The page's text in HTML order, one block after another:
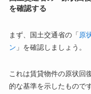
を確認する
まず、国土交通省の「 原
ン 」を確認しましょう。
これは賃貸物件の原状回
的な基準を示したものです